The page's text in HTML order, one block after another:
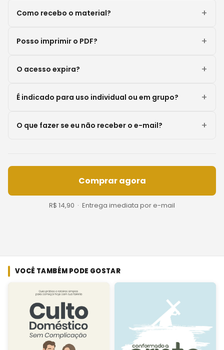
Como recebo o material?
Posso imprimir o PDF?
O acesso expira?
É indicado para uso individual ou em grupo?
O que fazer se eu não receber o e-mail?
Comprar agora
R$ 14,90 · Entrega imediata por e-mail
VOCÊ TAMBÉM PODE GOSTAR